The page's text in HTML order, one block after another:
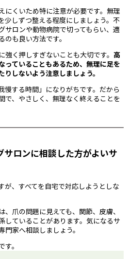
にくいため特に注意が必要です。無理
少しずつ整える程度にしましょう。不
サロンや動物病院で切ってもらい、適
のも良い方法です。
強く押しすぎないことも大切です。高
っていることもあるため、無理に足を
しないよう注意しましょう。
慢する時間」になりがちです。だから
で、やさしく、無理なく終えることを
サロンに相談した方がよいサ
が、すべてを自宅で対応しようとしな
爪の問題に見えても、関節、皮膚、
していることがあります。気になるサ
門家へ相談しましょう。
す。